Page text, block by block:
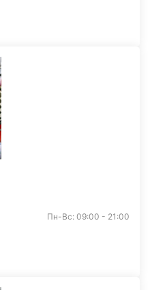
Пн-Вс: 09:00 - 21:00